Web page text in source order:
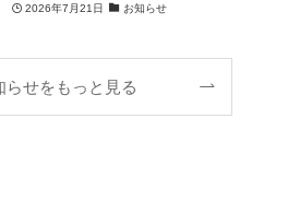
2026年7月21日 お知らせ
らせをもっと見る